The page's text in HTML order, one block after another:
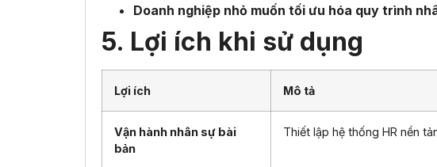
Doanh nghiệp nhỏ muốn tối ưu hóa quy trình
5. Lợi ích khi sử dụng
Lợi ích Mô tả
Vận hành nhân sự bài
bản
Thiết lập hệ thống HR nền